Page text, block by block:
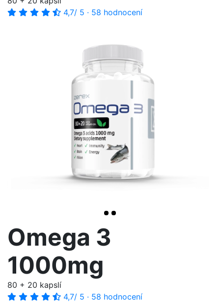
4,7/ 5 · 58 hodnocení
Omega 3
1000mg
80 + 20 kapslí
4,7/ 5 · 58 hodnocení